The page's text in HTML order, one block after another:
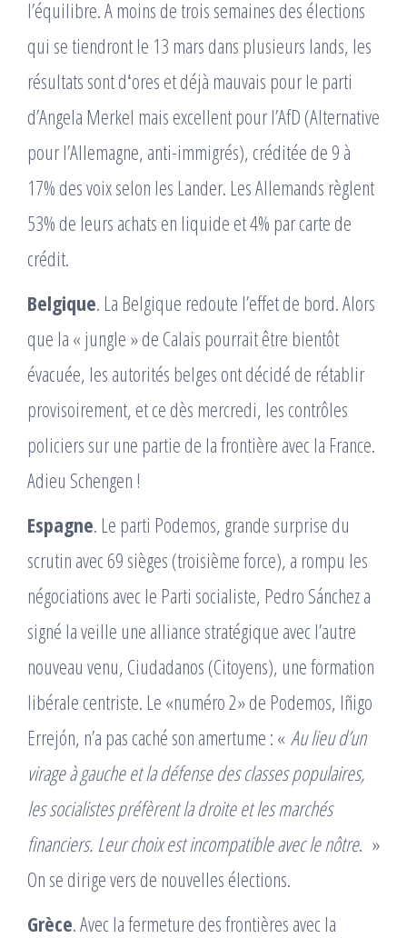
l’équilibre. A moins de trois semaines des élections
qui se tiendront le 13 mars dans plusieurs lands, les
résultats sont dʻores et déjà mauvais pour le parti
dʼAngela Merkel mais excellent pour lʼAfD (Alternative
pour lʼAllemagne, anti-immigrés), créditée de 9 à
17% des voix selon les Lander. Les Allemands règlent
53% de leurs achats en liquide et 4% par carte de
crédit.
Belgique. La Belgique redoute lʼeffet de bord. Alors
que la « jungle » de Calais pourrait être bientôt
évacuée, les autorités belges ont décidé de rétablir
provisoirement, et ce dès mercredi, les contrôles
policiers sur une partie de la frontière avec la France.
Adieu Schengen !
Espagne. Le parti Podemos, grande surprise du
scrutin avec 69 sièges (troisième force), a rompu les
négociations avec le Parti socialiste, Pedro Sánchez a
signé la veille une alliance stratégique avec lʼautre
nouveau venu, Ciudadanos (Citoyens), une formation
libérale centriste. Le «numéro 2» de Podemos, Iñigo
Errejón, nʼa pas caché son amertume : « Au lieu dʼun
virage à gauche et la défense des classes populaires,
les socialistes préfèrent la droite et les marchés
financiers. Leur choix est incompatible avec le nôtre. »
On se dirige vers de nouvelles élections.
Grèce. Avec la fermeture des frontières avec la